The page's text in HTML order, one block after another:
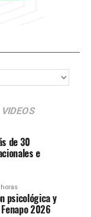
VIDEOS
de 30
e
psicológica y
2026